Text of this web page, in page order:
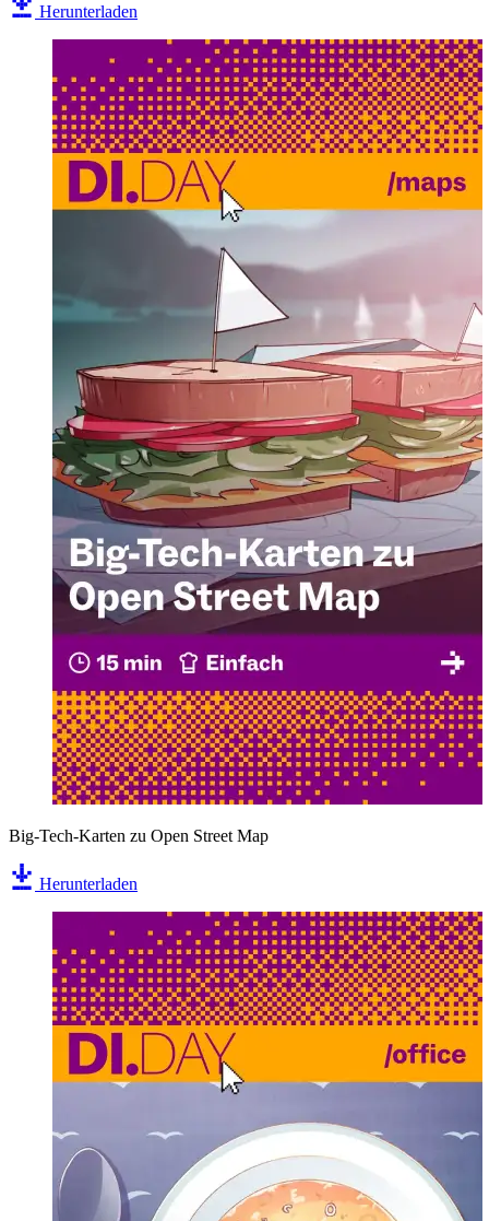
Herunterladen
Big-Tech-Karten zu Open Street Map
Herunterladen